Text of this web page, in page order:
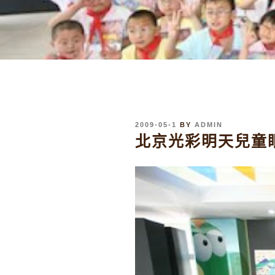
發
表
於
2009-05-1 BY ADMIN
北京光彩明天兒童